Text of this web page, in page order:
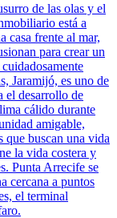
de las olas y el
está a
casa frente al mar,
para crear un
Jaramijó, es uno de
el desarrollo de
cálido durante
amigable,
que buscan una vida
la vida costera y
Punta Arrecife se
cercana a puntos
el terminal